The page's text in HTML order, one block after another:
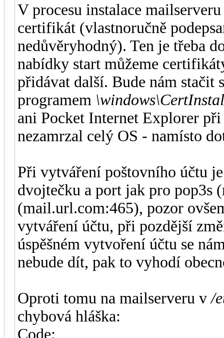
V procesu instalace
certifikát (vlastnoručně
nedůvěryhodný). Ten je třeba
nabídky start můžeme
přidávat další. Bude nám stačit
programem
ani Pocket Internet Explorer
nezamrzal celý OS - namísto
Při vytváření poštovního účtu
dvojtečku a port jak pro pop3s
(mail.url.com:465), pozor
vytváření účtu, při pozdější
úspěšném vytvoření účtu se
nebude dít, pak to vyhodí
Oproti tomu na mailserveru v/
chybová hláška:
Code: